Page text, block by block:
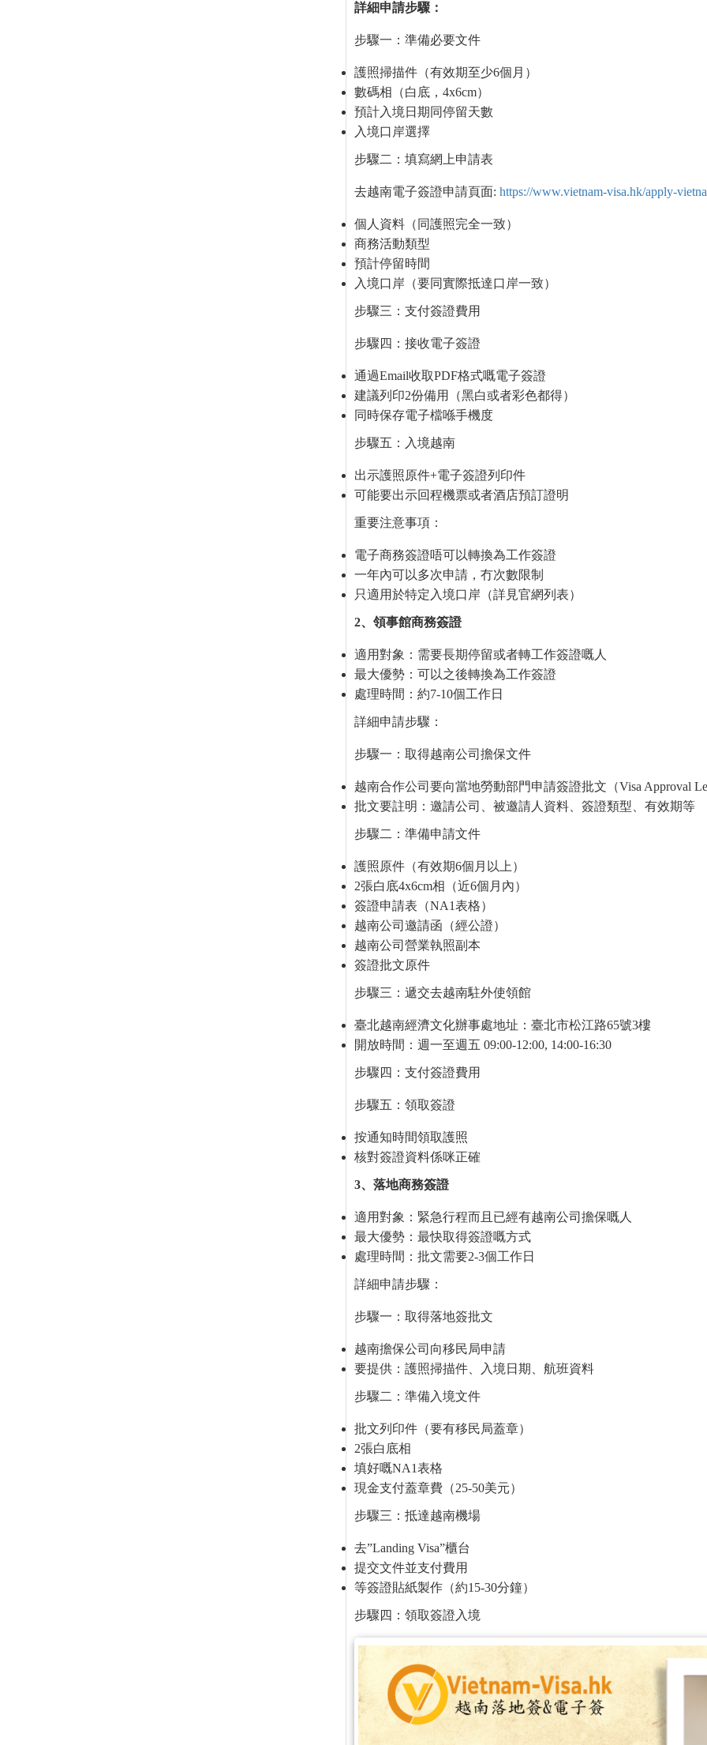
詳細申請步驟：
步驟一：準備必要文件
護照掃描件（有效期至少6個月）
數碼相（白底，4x6cm）
預計入境日期同停留天數
入境口岸選擇
步驟二：填寫網上申請表
去越南電子簽證申請頁面: https://www.vietnam-visa.hk/apply-
個人資料（同護照完全一致）
商務活動類型
預計停留時間
入境口岸（要同實際抵達口岸一致）
步驟三：支付簽證費用
步驟四：接收電子簽證
通過Email收取PDF格式嘅電子簽證
建議列印2份備用（黑白或者彩色都得）
同時保存電子檔喺手機度
步驟五：入境越南
出示護照原件+電子簽證列印件
可能要出示回程機票或者酒店預訂證明
重要注意事項：
電子商務簽證唔可以轉換為工作簽證
一年內可以多次申請，冇次數限制
只適用於特定入境口岸（詳見官網列表）
2、領事館商務簽證
適用對象：需要長期停留或者轉工作簽證嘅人
最大優勢：可以之後轉換為工作簽證
處理時間：約7-10個工作日
詳細申請步驟：
步驟一：取得越南公司擔保文件
越南合作公司要向當地勞動部門申請簽證批文（Visa Approval
批文要註明：邀請公司、被邀請人資料、簽證類型、有效期等
步驟二：準備申請文件
護照原件（有效期6個月以上）
2張白底4x6cm相（近6個月內）
簽證申請表（NA1表格）
越南公司邀請函（經公證）
越南公司營業執照副本
簽證批文原件
步驟三：遞交去越南駐外使領館
臺北越南經濟文化辦事處地址：臺北市松江路65號3樓
開放時間：週一至週五 09:00-12:00, 14:00-16:30
步驟四：支付簽證費用
步驟五：領取簽證
按通知時間領取護照
核對簽證資料係咪正確
3、落地商務簽證
適用對象：緊急行程而且已經有越南公司擔保嘅人
最大優勢：最快取得簽證嘅方式
處理時間：批文需要2-3個工作日
詳細申請步驟：
步驟一：取得落地簽批文
越南擔保公司向移民局申請
要提供：護照掃描件、入境日期、航班資料
步驟二：準備入境文件
批文列印件（要有移民局蓋章）
2張白底相
填好嘅NA1表格
現金支付蓋章費（25-50美元）
步驟三：抵達越南機場
去”Landing Visa”櫃台
提交文件並支付費用
等簽證貼紙製作（約15-30分鐘）
步驟四：領取簽證入境